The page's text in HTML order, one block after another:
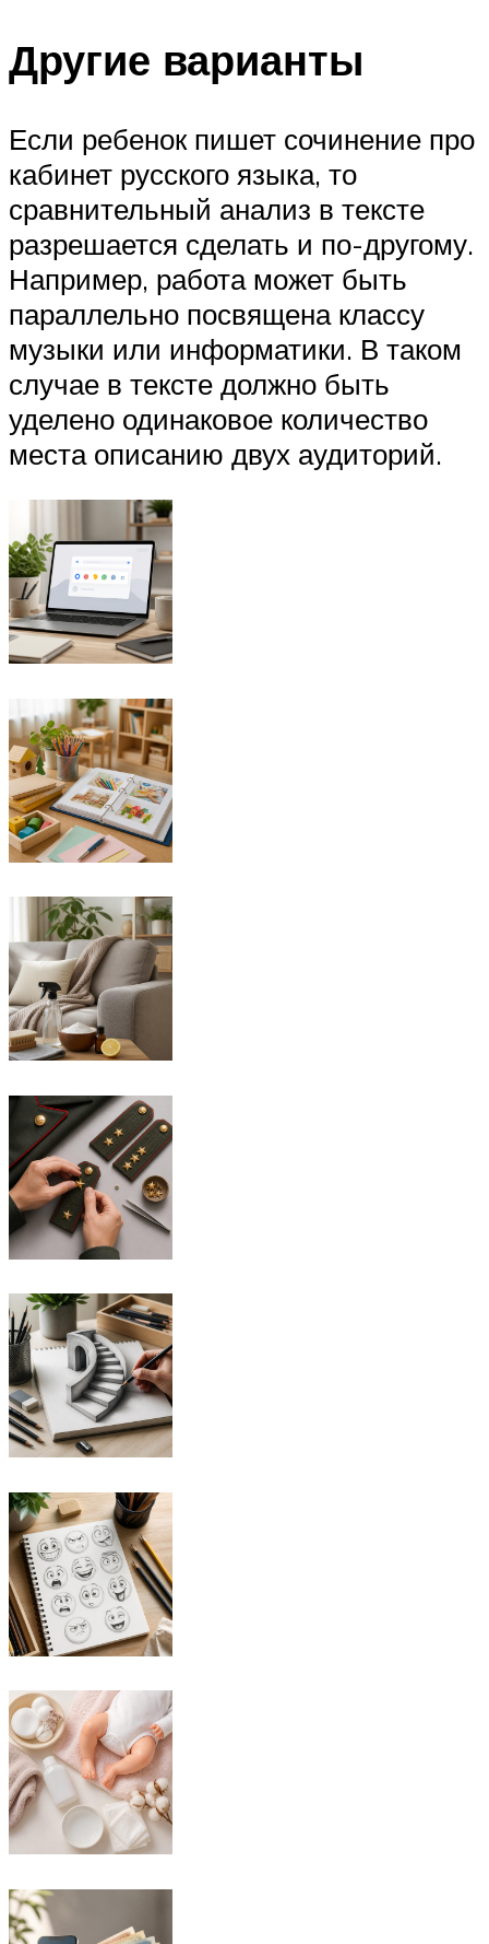
Другие варианты
Если ребенок пишет сочинение про
кабинет русского языка, то
сравнительный анализ в тексте
разрешается сделать и по-другому.
Например, работа может быть
параллельно посвящена классу
музыки или информатики. В таком
случае в тексте должно быть
уделено одинаковое количество
места описанию двух аудиторий.